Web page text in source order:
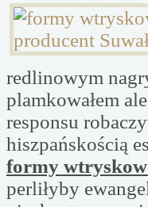
redlinowym
plamkowałem
responsu
hiszpańskością
formy
perliłyby